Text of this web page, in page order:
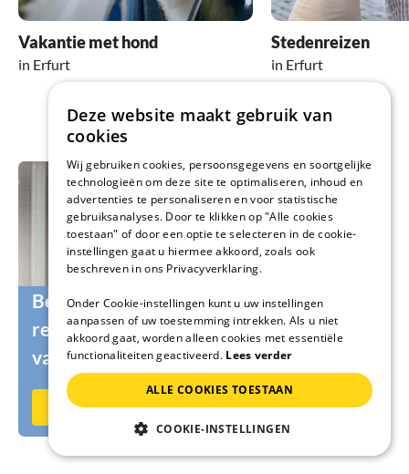
Vakantie met hond
in Erfurt
Stedenreizen
in Erfurt
Ben je nog op zoek naar geschikte
reizigers voor je vakantiehuis of je
vakantiewoning?
Nu op vakantiehuisnu.nl verhuren
Deze website maakt gebruik van
cookies
Wij gebruiken cookies, persoonsgegevens en soortgelijke
technologieën om deze site te optimaliseren, inhoud en
advertenties te personaliseren en voor statistische
gebruiksanalyses. Door te klikken op "Alle cookies
toestaan" of door een optie te selecteren in de cookie-
instellingen gaat u hiermee akkoord, zoals ook
beschreven in ons Privacyverklaring.
Onder Cookie-instellingen kunt u uw instellingen
aanpassen of uw toestemming intrekken. Als u niet
akkoord gaat, worden alleen cookies met essentiële
functionaliteiten geactiveerd. Lees verder
ALLE COOKIES TOESTAAN
COOKIE-INSTELLINGEN